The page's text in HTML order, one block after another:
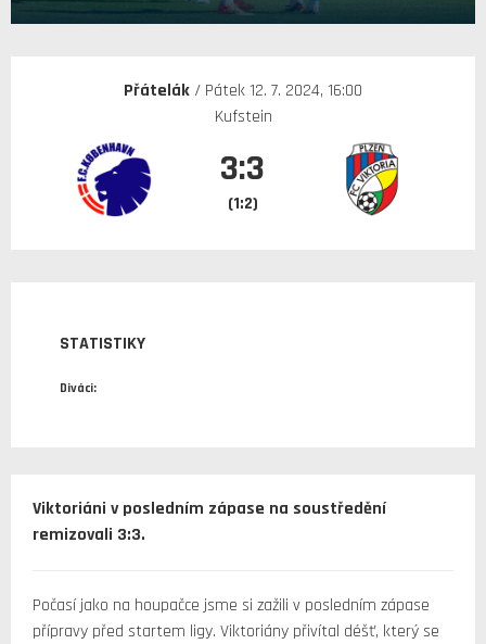
Přátelák / Pátek 12. 7. 2024, 16:00
Kufstein
3:3
(1:2)
STATISTIKY
Diváci:
Viktoriáni v posledním zápase na soustředění
remizovali 3:3.
Počasí jako na houpačce jsme si zažili v posledním zápase
přípravy před startem ligy. Viktoriány přivítal déšť, který se